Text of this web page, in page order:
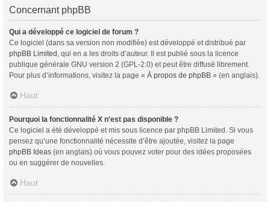
Concernant phpBB
Qui a développé ce logiciel de forum ?
Ce logiciel (dans sa version non modifiée) est développé et distribué par
phpBB Limited , qui en a les droits d’auteur. Il est publié sous la licence
publique générale GNU version 2 (GPL-2.0) et peut être diffusé librement.
Pour plus d’informations, visitez la page « À propos de phpBB » (en anglais).
Haut
Pourquoi la fonctionnalité X n’est pas disponible ?
Ce logiciel a été développé et mis sous licence par phpBB Limited. Si vous
pensez qu’une fonctionnalité nécessite d’être ajoutée, visitez la page
phpBB Ideas (en anglais) où vous pouvez voter pour des idées proposées
ou en suggérer de nouvelles.
Haut